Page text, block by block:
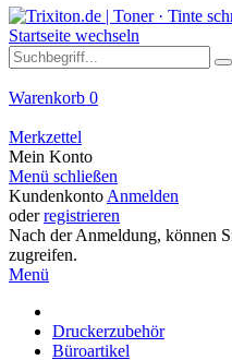
Warenkorb 0
Merkzettel
Mein Konto
Menü schließen
Kundenkonto Anmelden
oderregistrieren
Nach der Anmeldung, können
zugreifen.
Menü
Druckerzubehör
Büroartikel